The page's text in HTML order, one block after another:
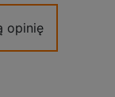
opinię